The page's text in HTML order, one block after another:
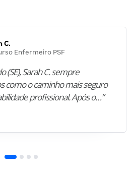
C.
Enfermeiro PSF
(SE), Sarah C. sempre
como o caminho mais seguro
profissional. Após o…”